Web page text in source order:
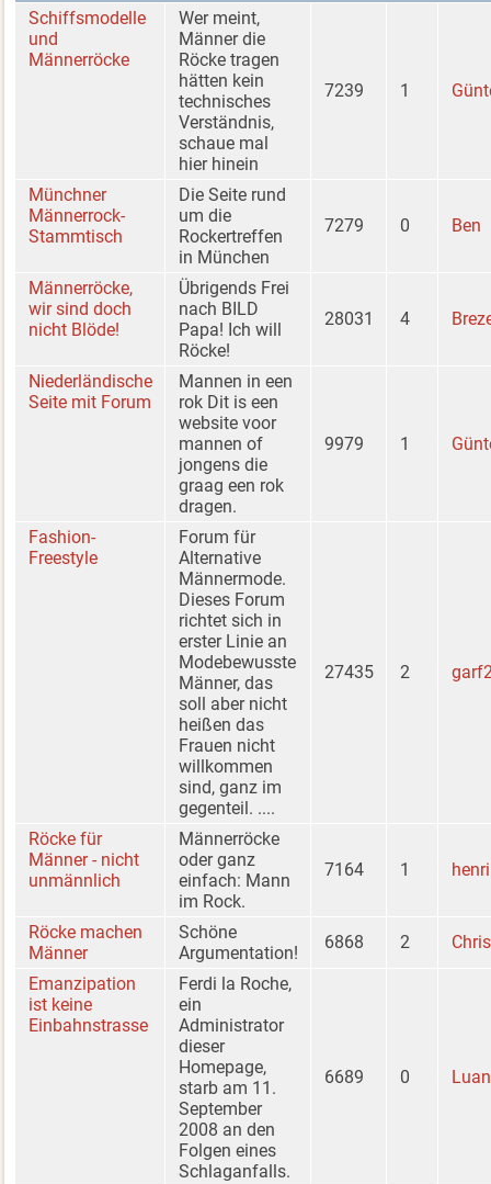
Schiffsmodelle
und
Männerröcke
Wer meint,
Männer die
Röcke tragen
hätten kein
technisches
Verständnis,
schaue mal
hier hinein
7239 1
Münchner
Männerrock-
Stammtisch
Die Seite rund
um die
Rockertreffen
in München
7279 0 Ben
Männerröcke,
wir sind doch
nicht Blöde!
Übrigends Frei
nach BILD
Papa! Ich will
Röcke!
28031 4
Niederländische
Seite mit Forum
Mannen in een
rok Dit is een
website voor
mannen of
jongens die
graag een rok
dragen.
9979 1
Fashion-
Freestyle
Forum für
Alternative
Männermode.
Dieses Forum
richtet sich in
erster Linie an
Modebewusste
Männer, das
soll aber nicht
heißen das
Frauen nicht
willkommen
sind, ganz im
gegenteil. ....
27435 2
Röcke für
Männer - nicht
unmännlich
Männerröcke
oder ganz
einfach: Mann
im Rock.
7164 1 henri
Röcke machen
Männer
Schöne
Argumentation!
6868 2
Emanzipation
ist keine
Einbahnstrasse
Ferdi la Roche,
ein
Administrator
dieser
Homepage,
starb am 11.
September
2008 an den
Folgen eines
Schlaganfalls.
6689 0 Luan